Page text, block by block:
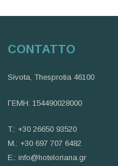
CONTATTO
Sivota, Thesprotia 46100
ΓΕΜΗ: 154490028000
T.: +30 26650 93520
M.: +30 697 707 6482
E.:info@hoteloriana.gr